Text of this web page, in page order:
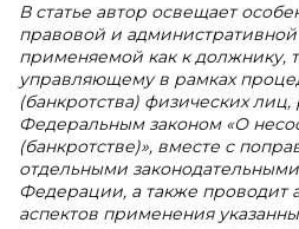
В статье автор освещает
правовой и административной
применяемой как к должнику,
управляющему в рамках
(банкротства) физических
Федеральным законом «О
(банкротстве)», вместе с
отдельными
Федерации, а также проводит
аспектов применения